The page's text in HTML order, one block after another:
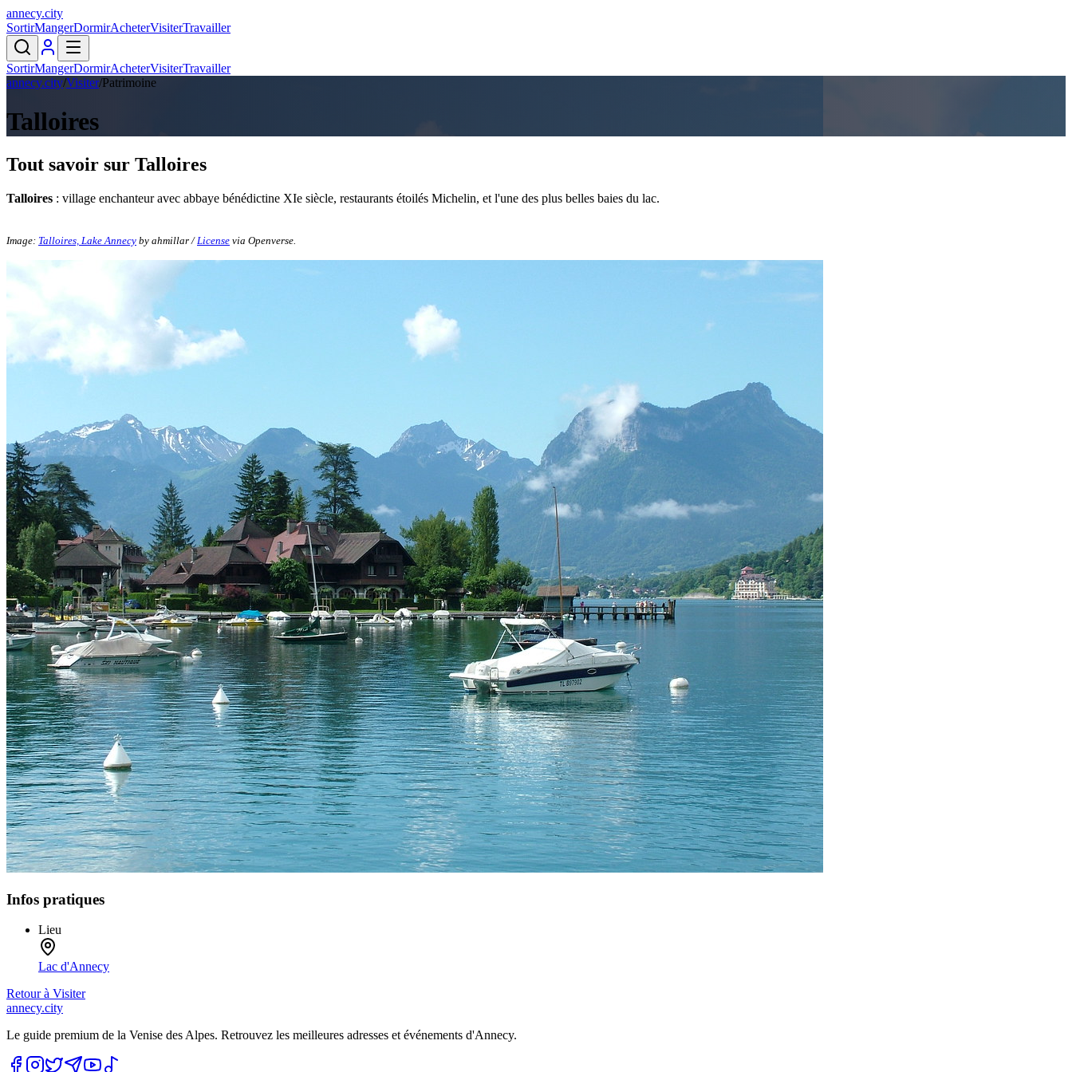
annecy.city
SortirMangerDormirAcheterVisiterTravailler
SortirMangerDormirAcheterVisiterTravailler
annecy.city/Visiter/Patrimoine
Talloires
Tout savoir sur Talloires
Talloires : village enchanteur avec abbaye bénédictine XIe siècle, restaurants étoilés Michelin, et l'une des plus belles baies du lac.
Image: Talloires, Lake Annecy by ahmillar / License via Openverse.
Infos pratiques
Lieu
Lac d'Annecy
Retour à Visiter
annecy.city
Le guide premium de la Venise des Alpes. Retrouvez les meilleures adresses et événements d'Annecy.